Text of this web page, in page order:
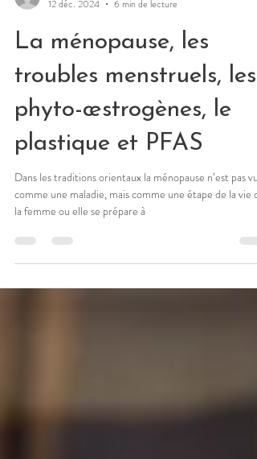
12 déc. 2024
6 min de lecture
La ménopause, les
troubles menstruels, les
phyto-œstrogènes, le
plastique et PFAS
Dans les traditions orientaux la ménopause n’est pas vue
la femme ou elle se prépare à